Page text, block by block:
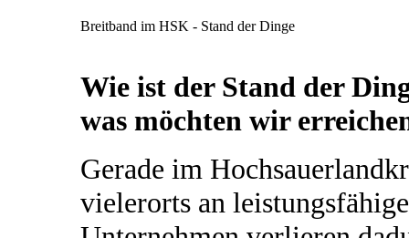
Breitband im HSK - Stand der Dinge
Wie ist der Stand der
was möchten wir
Gerade im
vielerorts an